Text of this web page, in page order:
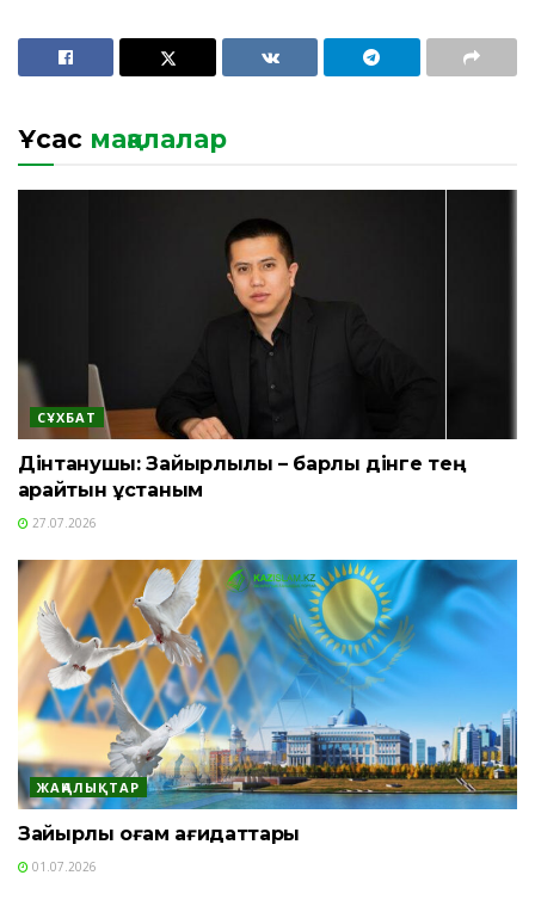
Ұқсас мақалалар
СҰХБАТ
Дінтанушы: Зайырлылық – барлық дінге тең
қарайтын ұстаным
27.07.2026
ЖАҢАЛЫҚТАР
Зайырлы қоғам қағидаттары
01.07.2026